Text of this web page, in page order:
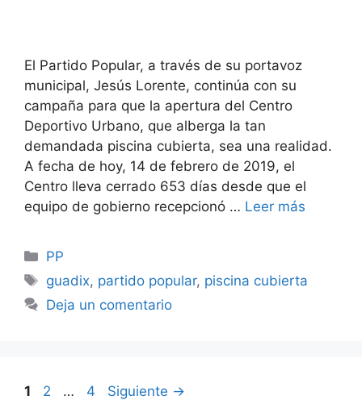
El Partido Popular, a través de su portavoz
municipal, Jesús Lorente, continúa con su
campaña para que la apertura del Centro
Deportivo Urbano, que alberga la tan
demandada piscina cubierta, sea una realidad.
A fecha de hoy, 14 de febrero de 2019, el
Centro lleva cerrado 653 días desde que el
equipo de gobierno recepcionó … Leer más
Categorías
PP
Etiquetas
guadix, partido popular, piscina cubierta
Deja un comentario
Página
1 Página
2 … Página
4 Siguiente →